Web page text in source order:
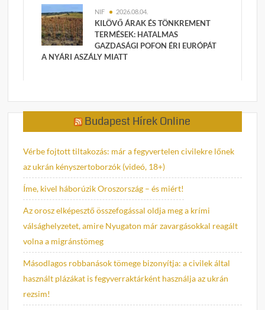
NIF 2026.08.04.
KILÖVŐ ÁRAK ÉS TÖNKREMENT
TERMÉSEK: HATALMAS
GAZDASÁGI POFON ÉRI EURÓPÁT
A NYÁRI ASZÁLY MIATT
Budapest Hírek Online
Vérbe fojtott tiltakozás: már a fegyvertelen civilekre lőnek
az ukrán kényszertoborzók (videó, 18+)
Íme, kivel háborúzik Oroszország – és miért!
Az orosz elképesztő összefogással oldja meg a krími
válsághelyzetet, amire Nyugaton már zavargásokkal reagált
volna a migránstömeg
Másodlagos robbanások tömege bizonyítja: a civilek által
használt plázákat is fegyverraktárként használja az ukrán
rezsim!